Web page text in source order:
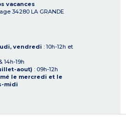
vacances
34280 LA GRANDE
vendredi : 10h-12h et
14h-19h
aout) : 09h-12h
le mercredi et le
midi